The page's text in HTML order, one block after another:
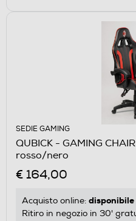
SEDIE GAMING
QUBICK - GAMING
rosso/nero
€ 164,00
Acquisto online: disponibile
Ritiro in negozio in 30'